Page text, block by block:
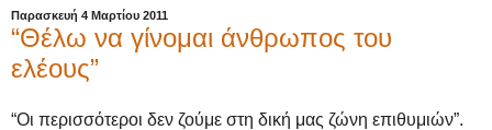
Παρασκευή 4 Μαρτίου 2011
“Θέλω να γίνομαι άνθρωπος του
ελέους”
“Οι περισσότεροι δεν ζούμε στη δική μας ζώνη επιθυμιών”.